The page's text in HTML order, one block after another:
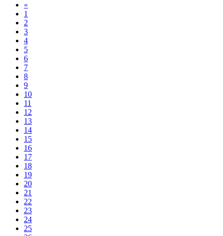
«
1
2
3
4
5
6
7
8
9
10
11
12
13
14
15
16
17
18
19
20
21
22
23
24
25